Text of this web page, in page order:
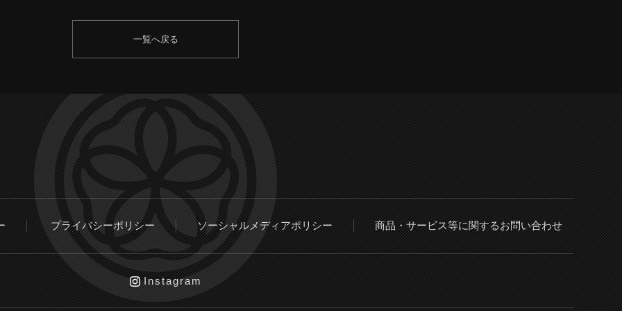
一覧へ戻る
プライバシーポリシー ソーシャルメディアポリシー 商品・サービス等に関するお問い合わせ
Instagram